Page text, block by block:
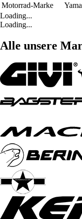
Motorrad-Marke
Loading...
Loading...
Alle unsere